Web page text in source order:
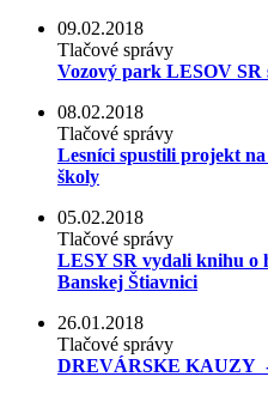
09.02.2018
Tlačové správy
Vozový park LESOV SR
08.02.2018
Tlačové správy
Lesníci spustili projekt
školy
05.02.2018
Tlačové správy
LESY SR vydali knihu o
Banskej Štiavnici
26.01.2018
Tlačové správy
DREVÁRSKE KAUZY